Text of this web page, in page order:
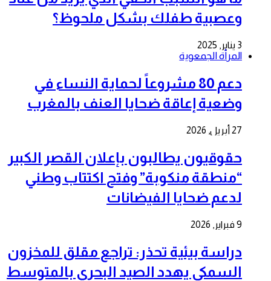
وعصبية طفلك بشكل ملحوظ؟
3 يناير, 2025
المرأة الجمعوية
دعم 80 مشروعاً لحماية النساء في
وضعية إعاقة ضحايا العنف بالمغرب
27 أبريل, 2026
حقوقيون يطالبون بإعلان القصر الكبير
“منطقة منكوبة” وفتح اكتتاب وطني
لدعم ضحايا الفيضانات
9 فبراير, 2026
دراسة بيئية تحذر: تراجع مقلق للمخزون
السمكي يهدد الصيد البحري بالمتوسط